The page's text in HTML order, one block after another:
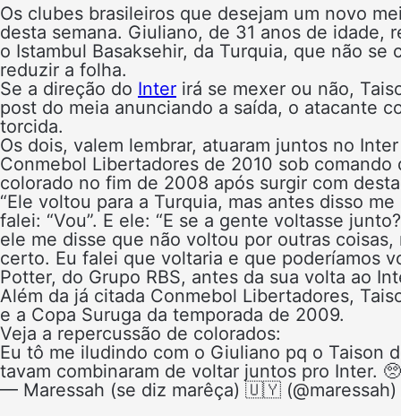
Os clubes brasileiros que desejam um novo
desta semana. Giuliano, de 31 anos de idade,
o Istambul Basaksehir, da Turquia, que não se
reduzir a folha.
Se a direção do Inter irá se mexer ou não,
post do meia anunciando a saída, o atacante
torcida.
Os dois, valem lembrar, atuaram juntos no
Conmebol Libertadores de 2010 sob
colorado no fim de 2008 após surgir com
“Ele voltou para a Turquia, mas antes disso
falei: “Vou”. E ele: “E se a gente voltasse
ele me disse que não voltou por outras
certo. Eu falei que voltaria e que poderíamos
Potter, do Grupo RBS, antes da sua volta ao
Além da já citada Conmebol Libertadores,
e a Copa Suruga da temporada de 2009.
Veja a repercussão de colorados:
Eu tô me iludindo com o Giuliano pq o Taison
tavam combinaram de voltar juntos pro Inter. 🥺
— Maressah (se diz marêça) 🇺🇾 (@maressah)